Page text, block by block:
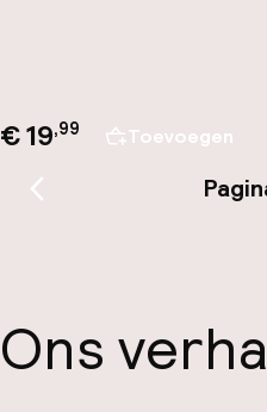
€ 19,99 Toevoegen
Vorige pagina
Ons